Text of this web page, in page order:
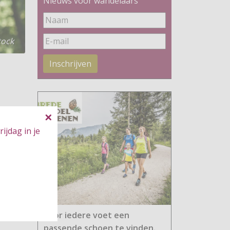
in je
Inschrijven
Voor iedere voet een